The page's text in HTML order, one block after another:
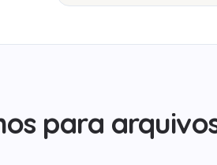
para